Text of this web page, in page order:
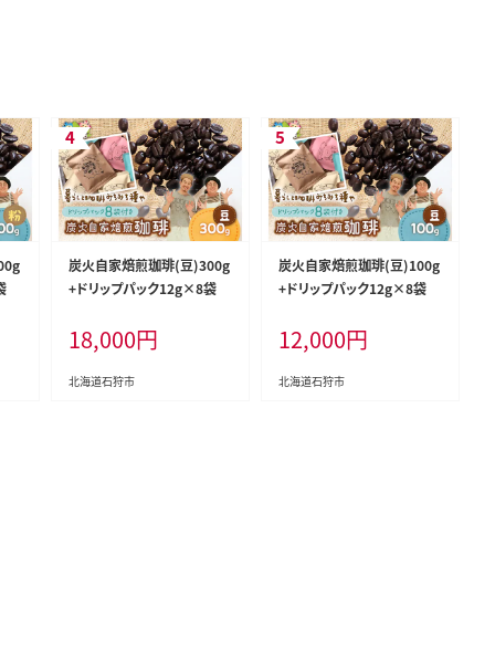
炭火自家焙煎珈琲(豆)300g
+ドリップパック12g×8袋
18,000円
北海道石狩市
炭火自家焙煎珈琲(豆)100g
+ドリップパック12g×8袋
12,000円
北海道石狩市